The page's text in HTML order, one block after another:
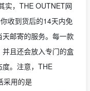
实，THE OUTNET网
收到货后的14天内免
邮寄的服务。每一款
且还会放入专门的盒
。注意，THE
采用的是